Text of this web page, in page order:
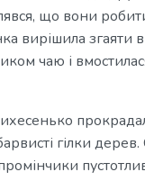
що вони
вирішила згаяти
чаю і
гілки